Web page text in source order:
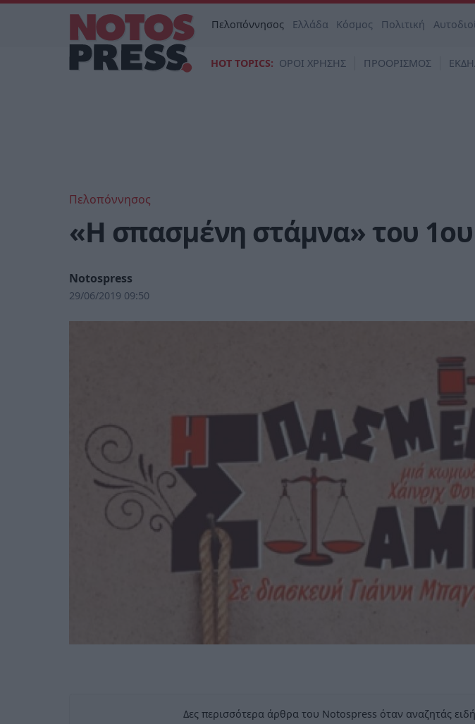
Πελοπόννησος Ελλάδα Κόσμος Πολιτική
HOT TOPICS: ΟΡΟΙ ΧΡΗΣΗΣ ΠΡΟΟΡΙΣΜΟΣ
Πελοπόννησος
«Η σπασμένη στάμνα» του
Notospress
29/06/2019 09:50
Δες περισσότερα άρθρα του Notospress όταν αναζητάς